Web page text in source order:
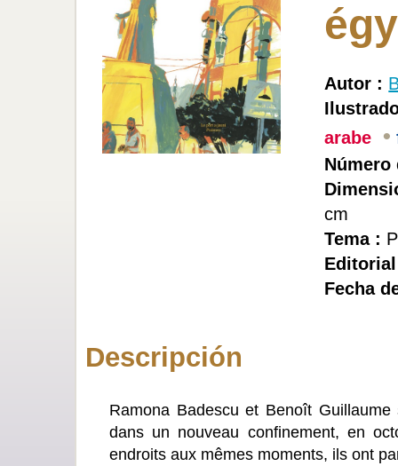
Autor :
arabe
•
Número
cm
Tema :
Fecha
Descripción
Ramona Badescu et Benoît
dans un nouveau confinement, en
endroits aux mêmes moments, ils ont